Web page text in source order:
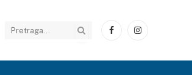
FacebookInstagram